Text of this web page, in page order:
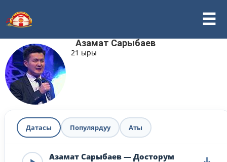
Азамат Сарыбаев
21 ыры
Датасы Популярдуу Аты
Азамат Сарыбаев — Досторум